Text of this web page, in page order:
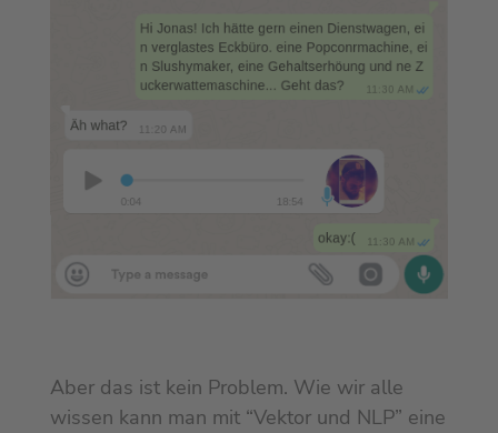
Aber das ist kein Problem. Wie wir alle
wissen kann man mit “Vektor und NLP” eine